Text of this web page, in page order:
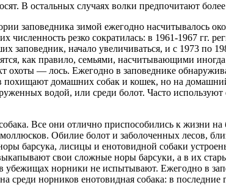
В остальных случаях волки предпочитают
зимой ежегодно насчитывалось
резко сократилась: в 1961-1967 гг.
заповедник, начало увеличиваться, и с 1973 по
как правило, семьями, насчитывающими
— лось. Ежегодно в заповеднике
домашних собак и кошек, но на
водой, или среди болот. Часто
Все они отлично приспособились к жизни на
Обилие болот и заболоченных лесов,
барсука, лисицы и енотовидной собаки
свои сложные норы барсуки, а в их
норники не испытывают. Ежегодно в
норников енотовидная собака: в последние